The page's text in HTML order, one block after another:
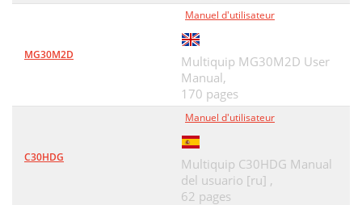
MG30M2D
Manuel d'utilisateur
Multiquip MG30M2D User
Manual,
170 pages
C30HDG
Manuel d'utilisateur
Multiquip C30HDG Manual
del usuario [ru] ,
62 pages